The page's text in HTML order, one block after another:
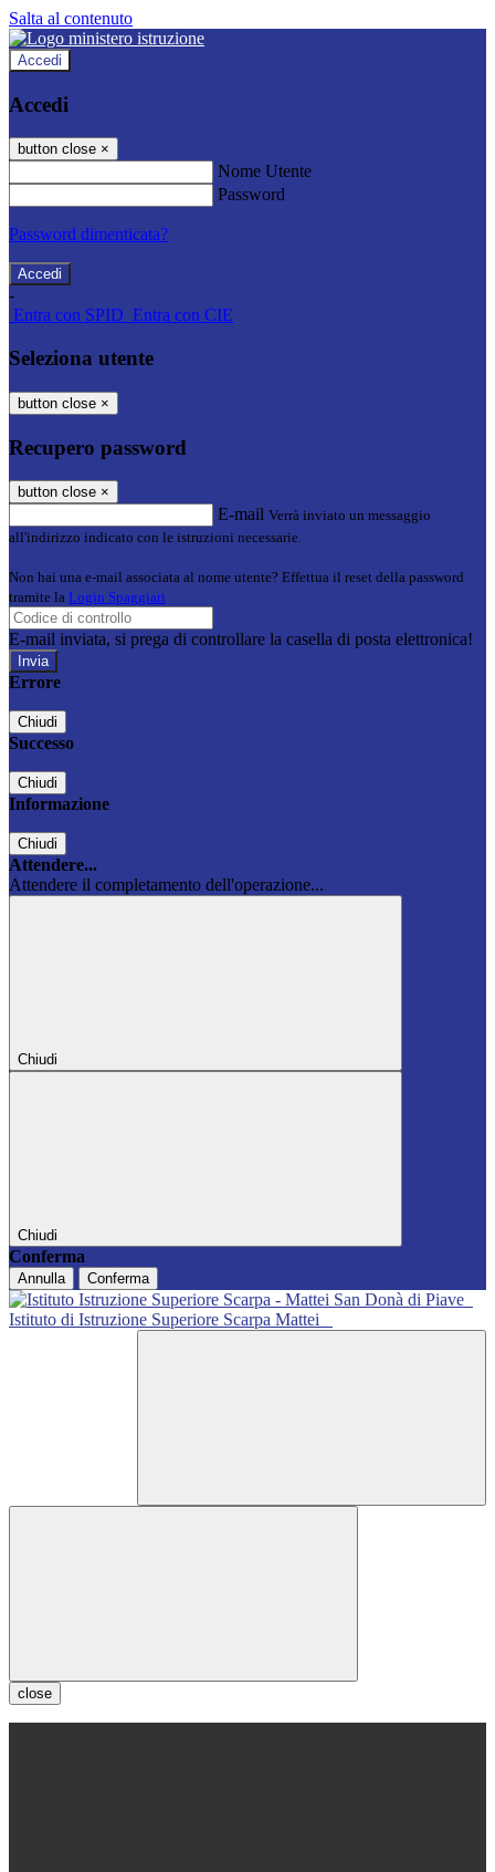
Salta al contenuto
Accedi
Accedi
button close ×
Nome Utente
Password
Password dimenticata?
-
Entra con SPID Entra con CIE
Seleziona utente
button close ×
Recupero password
button close ×
E-mail Verrà inviato un messaggio
all'indirizzo indicato con le istruzioni necessarie.
Non hai una e-mail associata al nome utente? Effettua il reset della password
tramite la Login Spaggiari
E-mail inviata, si prega di controllare la casella di posta elettronica!
Errore
Chiudi
Successo
Chiudi
Informazione
Chiudi
Attendere...
Attendere il completamento dell'operazione...
Chiudi
Chiudi
Conferma
Annulla Conferma
Istituto di Istruzione Superiore Scarpa Mattei
close